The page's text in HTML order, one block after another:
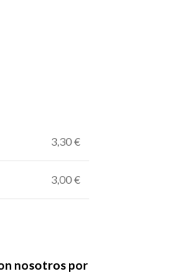
3,30 €
3,00 €
nosotros por